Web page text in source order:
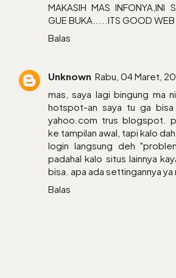
MAKASIH MAS INFONYA,INI
GUE BUKA.....ITS GOOD WEB
Balas
Unknown Rabu, 04 Maret,
mas, saya lagi bingung ma
hotspot-an saya tu ga bisa
yahoo.com trus blogspot.
ke tampilan awal, tapi kalo
login langsung deh
padahal kalo situs lainnya
bisa. apa ada settingannya ya
Balas